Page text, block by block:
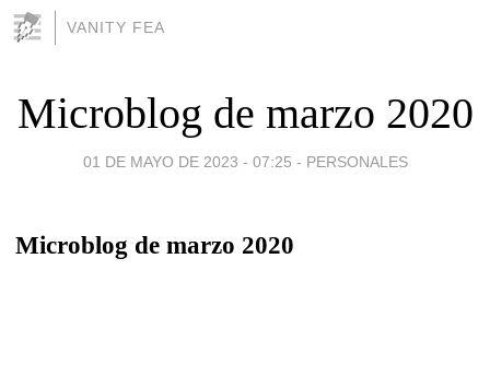
VANITY FEA
Microblog de marzo 2020
01 DE MAYO DE 2023 - 07:25 - PERSONALES
Microblog de marzo 2020